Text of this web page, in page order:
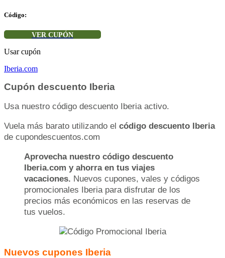
Código:
VER CUPÓN
Usar cupón
Iberia.com
Cupón descuento Iberia
Usa nuestro código descuento Iberia activo.
Vuela más barato utilizando el código descuento Iberia
de cupondescuentos.com
Aprovecha nuestro código descuento
Iberia.com y ahorra en tus viajes
vacaciones. Nuevos cupones, vales y códigos
promocionales Iberia para disfrutar de los
precios más económicos en las reservas de
tus vuelos.
Nuevos cupones Iberia